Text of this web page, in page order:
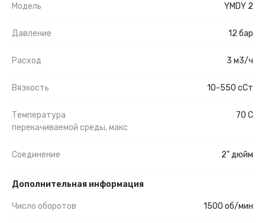
Модель YMDY 2
Давление 12 бар
Расход 3 м3/ч
Вязкость 10-550 сСт
Температура
перекачиваемой среды, макс
70 С
Соединение 2" дюйм
Дополнительная информация
Число оборотов 1500 об/мин